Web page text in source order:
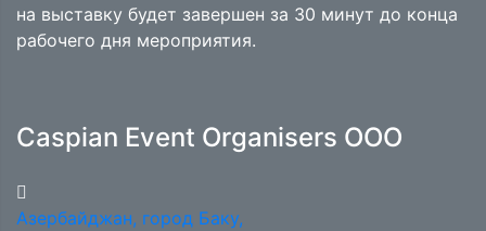
на выставку будет завершен за 30 минут до конца
рабочего дня мероприятия.
Caspian Event Organisers OOO
Азербайджан, город Баку,